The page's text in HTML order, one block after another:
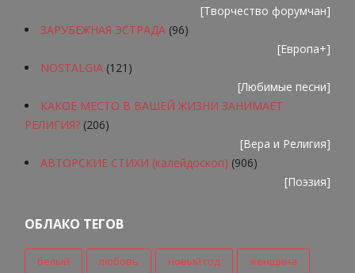
[Творчество форумчан]
ЗАРУБЕЖНАЯ ЭСТРАДА (96)
[Европа+]
NOSTALGIA (121)
[Любимые песни]
КАКОЕ МЕСТО В ВАШЕЙ ЖИЗНИ ЗАНИМАЕТ
РЕЛИГИЯ? (206)
[Вера и Религия]
АВТОРСКИЕ СТИХИ (калейдоскоп) (906)
[Поэзия]
ОБЛАКО ТЕГОВ
белый любовь новый год женщина